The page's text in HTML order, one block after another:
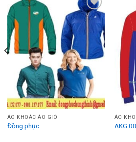
Add to
Wishlist
ÁO KHOÁC ÁO GIÓ
Đồng phục
ÁO
AKG